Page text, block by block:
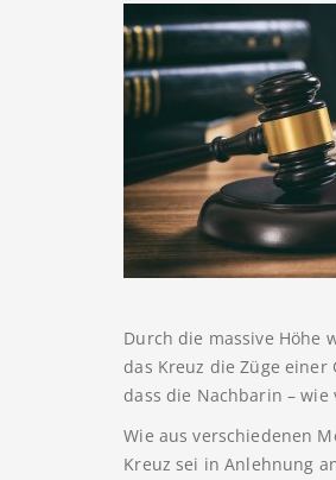
Durch die massive Höhe
das Kreuz die Züge
dass die Nachbarin –
Wie aus verschiedenen
Kreuz sei in Anlehnung